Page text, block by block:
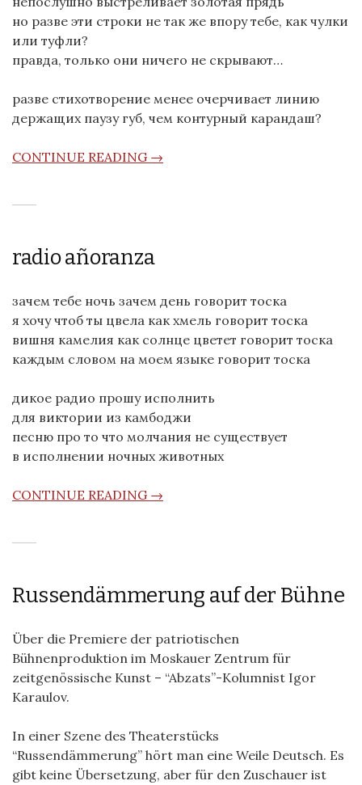
но разве эти строки не так же впору тебе, как чулки
или туфли?
правда, только они ничего не скрывают…
разве стихотворение менее очерчивает линию
держащих паузу губ, чем контурный карандаш?
CONTINUE READING →
radio añoranza
зачем тебе ночь зачем день говорит тоска
я хочу чтоб ты цвела как хмель говорит тоска
вишня камелия как солнце цветет говорит тоска
каждым словом на моем языке говорит тоска
дикое радио прошу исполнить
для виктории из камбоджи
песню про то что молчания не существует
в исполнении ночных животных
CONTINUE READING →
Russendämmerung auf der Bühne
Über die Premiere der patriotischen
Bühnenproduktion im Moskauer Zentrum für
zeitgenössische Kunst – “Abzats”-Kolumnist Igor
Karaulov.
In einer Szene des Theaterstücks
“Russendämmerung” hört man eine Weile Deutsch. Es
gibt keine Übersetzung, aber für den Zuschauer ist